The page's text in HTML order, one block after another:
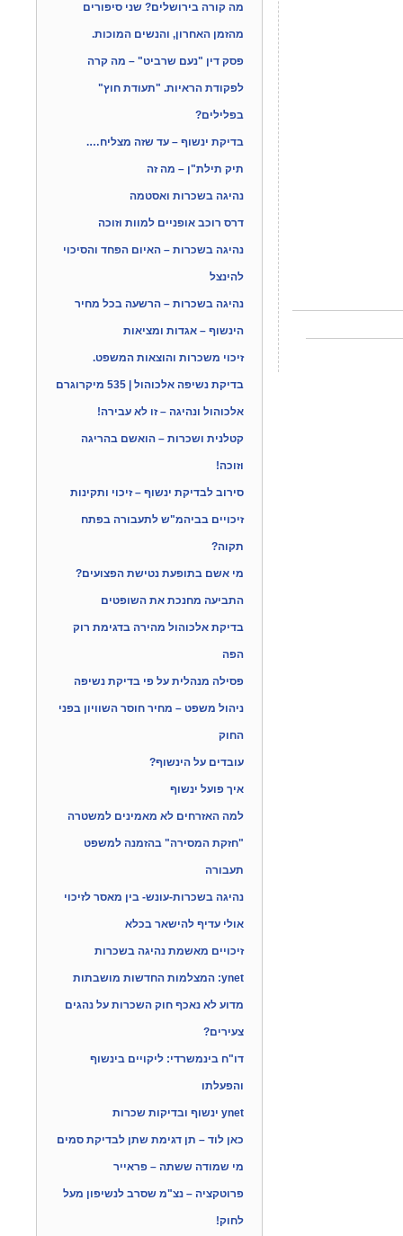
מה קורה בירושלים? שני סיפורים
מהזמן האחרון, והנשים המוכות.
פסק דין "נעם שרביט" – מה קרה
לפקודת הראיות. "תעודת חוץ"
בפלילים?
בדיקת ינשוף – עד שזה מצליח….
תיק תילת"ן – מה זה
נהיגה בשכרות ואסטמה
דרס רוכב אופניים למוות וזוכה
נהיגה בשכרות – האיום הפחד והסיכוי
להינצל
נהיגה בשכרות – הרשעה בכל מחיר
הינשוף – אגדות ומציאות
זיכוי משכרות והוצאות המשפט.
בדיקת נשיפה אלכוהול | 535 מיקרוגרם
אלכוהול ונהיגה – זו לא עבירה!
קטלנית ושכרות – הואשם בהריגה
וזוכה!
סירוב לבדיקת ינשוף – זיכוי ותקינות
זיכויים בביהמ"ש לתעבורה בפתח
תקוה?
מי אשם בתופעת נטישת הפצועים?
התביעה מחנכת את השופטים
בדיקת אלכוהול מהירה בדגימת רוק
הפה
פסילה מנהלית על פי בדיקת נשיפה
ניהול משפט – מחיר חוסר השוויון בפני
החוק
עובדים על הינשוף?
איך פועל ינשוף
למה האזרחים לא מאמינים למשטרה
"חזקת המסירה" בהזמנה למשפט
תעבורה
נהיגה בשכרות-עונש- בין מאסר לזיכוי
אולי עדיף להישאר בכלא
זיכויים מאשמת נהיגה בשכרות
ynet: המצלמות החדשות מושבתות
מדוע לא נאכף חוק השכרות על נהגים
צעירים?
דו"ח בינמשרדי: ליקויים בינשוף
והפעלתו
ynet ינשוף ובדיקות שכרות
כאן לוד – תן דגימת שתן לבדיקת סמים
מי שמודה ששתה – פראייר
פרוטקציה – נצ"מ שסרב לנשיפון מעל
לחוק!